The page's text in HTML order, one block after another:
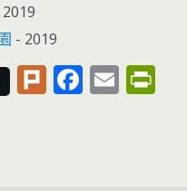
- 2019
Pl F E